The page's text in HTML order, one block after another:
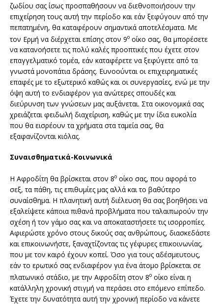
ζωδίου σας ίσως προσπαθήσουν να διεθνοποιήσουν την
επιχείρηση τους αυτή την περίοδο και εάν ξεφύγουν από την
πεπατημένη, θα καταφέρουν σημαντικά αποτελέσματα. Με
τον Ερμή να διέρχεται επίσης στον 9ο οίκο σας, θα μπορέσετε
να κατανοήσετε τις πολύ καλές προοπτικές που έχετε στον
επαγγελματικό τομέα, εάν καταφέρετε να ξεφύγετε από τα
γνωστά μονοπάτια δράσης. Ευνοούνται οι επιχειρηματικές
επαφές με το εξωτερικό καθώς και οι συνεργασίες, ενώ με την
όψη αυτή το ενδιαφέρον για ανώτερες σπουδές και
διεύρυνση των γνώσεων μας αυξάνεται. Στα οικονομικά σας
χρειάζεται φειδωλή διαχείριση, καθώς με την ίδια ευκολία
που θα εισρέουν τα χρήματα στα ταμεία σας, θα
εξαφανίζονται κιόλας.
Συναισθηματικά-Κοινωνικά
Η Αφροδίτη θα βρίσκεται στον 8ο οίκο σας, που αφορά το
σεξ, τα πάθη, τις επιθυμίες μας αλλά και το βαθύτερο
συναίσθημα. Η πλανητική αυτή διέλευση θα σας βοηθήσει να
εξαλείψετε κάποια πιθανά προβλήματα που ταλαιπωρούν την
σχέση ή τον γάμο σας και να αποκαταστήσετε τις ισορροπίες.
Αφιερώστε χρόνο στους δικούς σας ανθρώπους, διασκεδάστε
και επικοινωνήστε, ξαναχτίζοντας τις γέφυρες επικοινωνίας,
που με τον καιρό έχουν κοπεί. Όσο για τους αδέσμευτους,
εάν το ερωτικό σας ενδιαφέρον για ένα άτομο βρίσκεται σε
πλατωνικό στάδιο, με την Αφροδίτη στον 8ο οίκο είναι η
κατάλληλη χρονική στιγμή να περάσει στο επόμενο επίπεδο.
Έχετε την δυνατότητα αυτή την χρονική περίοδο να κάνετε